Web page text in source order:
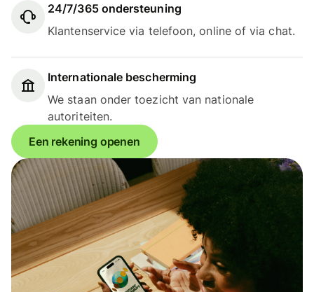
24/7/365 ondersteuning
Klantenservice via telefoon, online of via chat.
Internationale bescherming
We staan onder toezicht van nationale
autoriteiten.
Een rekening openen